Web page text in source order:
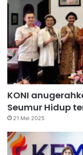
KONI
Seumur Hidup
21 Mei 2025